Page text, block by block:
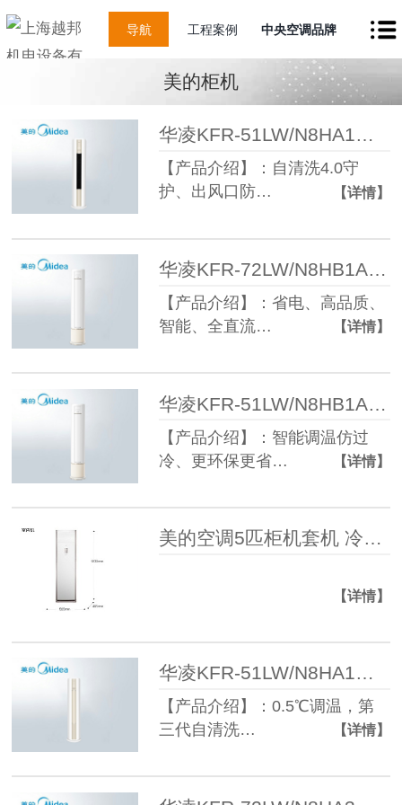
导航 工程案例 中央空调品牌
美的柜机
华凌KFR-51LW/N8HA1柜机空调2匹新一级能效
【产品介绍】：自清洗4.0守
护、出风口防…
【详情】
华凌KFR-72LW/N8HB1A空调新一级能效3匹柜机
【产品介绍】：省电、高品质、
智能、全直流…
【详情】
【产品介绍】：智能调温仿过
冷、更环保更省…
【详情】
美的空调5匹柜机套机 冷暖变频三级远距离送风低温制热高温制冷
【详情】
华凌KFR-51LW/N8HA1柜机空调3匹一级能效
【产品介绍】：0.5℃调温，第
三代自清洗…
【详情】